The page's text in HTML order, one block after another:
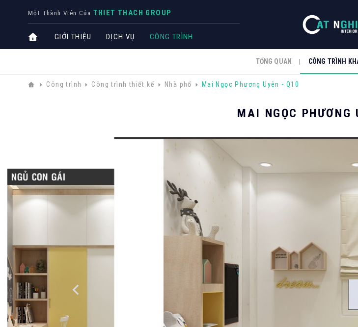
Một Thành Viên Của THIET THACH GROUP
GIỚI THIỆU DỊCH VỤ CÔNG TRÌNH
CÔNG TRÌNH THI CÔNG
Biệt thự
Căn hộ
Nhà phố
Shop -
Coffee
TRỌN GÓI CẢI TẠO - HOÀN THIỆN
CHUYÊN NGÀNH BẢN TIN CÔNG
TỔNG QUAN CÔNG TRÌNH
Công trình Công trình thiết kế Nhà phố Mai Ngọc Phương Uyên - Q10
MAI NGỌC PHƯƠNG